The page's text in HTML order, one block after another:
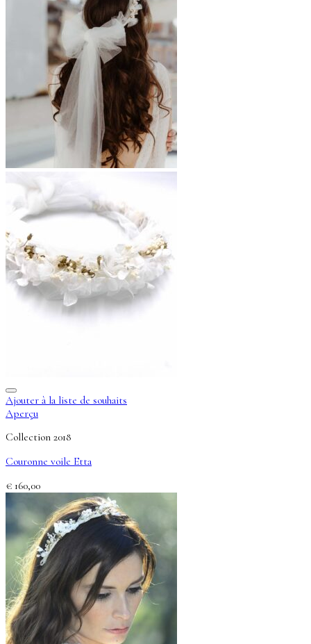
Ajouter à la liste de souhaits
Aperçu
Collection 2018
Couronne voile Etta
€ 160,00